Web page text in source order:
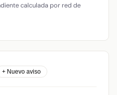
calculada por red de
+ Nuevo aviso